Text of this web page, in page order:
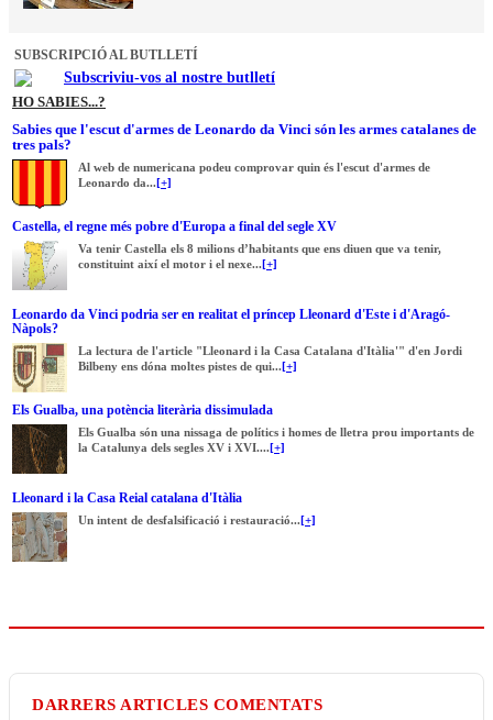
SUBSCRIPCIÓ AL BUTLLETÍ
Subscriviu-vos al nostre butlletí
HO SABIES...?
Sabies que l'escut d'armes de Leonardo da Vinci són les armes catalanes de
tres pals?
Al web de numericana podeu comprovar quin és l'escut d'armes de
Leonardo da...[+]
Castella, el regne més pobre d'Europa a final del segle XV
Va tenir Castella els 8 milions d’habitants que ens diuen que va tenir,
constituint així el motor i el nexe...[+]
Leonardo da Vinci podria ser en realitat el príncep Lleonard d'Este i d'Aragó-
Nàpols?
La lectura de l'article "Lleonard i la Casa Catalana d'Itàlia'" d'en Jordi
Bilbeny ens dóna moltes pistes de qui...[+]
Els Gualba, una potència literària dissimulada
Els Gualba són una nissaga de polítics i homes de lletra prou importants de
la Catalunya dels segles XV i XVI....[+]
Lleonard i la Casa Reial catalana d'Itàlia
Un intent de desfalsificació i restauració...[+]
DARRERS ARTICLES COMENTATS